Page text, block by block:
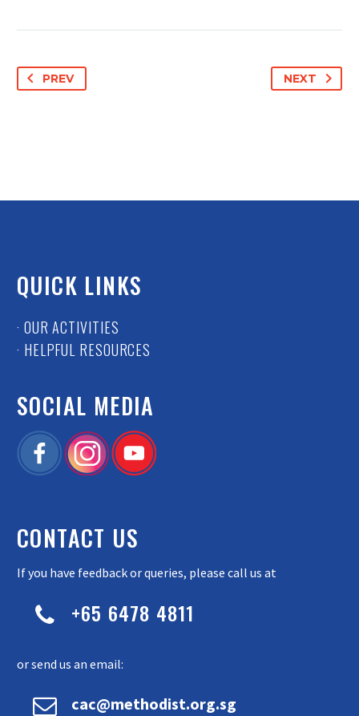
PREV NEXT
QUICK LINKS
· OUR ACTIVITIES
· HELPFUL RESOURCES
SOCIAL MEDIA
CONTACT US
If you have feedback or queries, please call us at

 +65 6478 4811
or send us an email:

 cac@methodist.org.sg